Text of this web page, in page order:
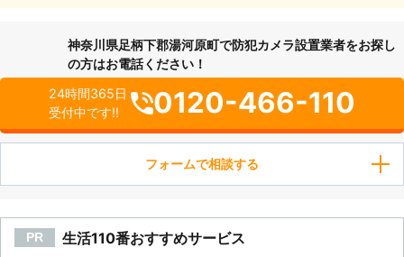
神奈川県足柄下郡湯河原町で防犯カメラ設置業者をお探し
の方はお電話ください！
24時間365日
受付中です!!
0120-466-110
フォームで相談する
PR 生活110番おすすめサービス